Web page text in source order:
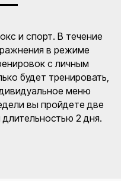
и спорт. В течение
в режиме
с личным
будет тренировать,
меню
вы пройдете две
2 дня.